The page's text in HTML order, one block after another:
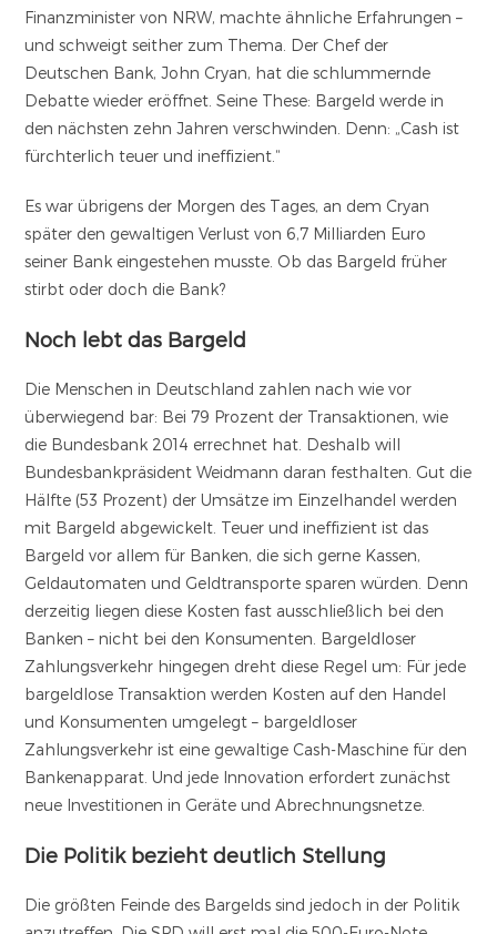
Finanzminister von NRW, machte ähnliche Erfahrungen –
und schweigt seither zum Thema. Der Chef der
Deutschen Bank, John Cryan, hat die schlummernde
Debatte wieder eröffnet. Seine These: Bargeld werde in
den nächsten zehn Jahren verschwinden. Denn: „Cash ist
fürchterlich teuer und ineffizient.“
Es war übrigens der Morgen des Tages, an dem Cryan
später den gewaltigen Verlust von 6,7 Milliarden Euro
seiner Bank eingestehen musste. Ob das Bargeld früher
stirbt oder doch die Bank?
Noch lebt das Bargeld
Die Menschen in Deutschland zahlen nach wie vor
überwiegend bar: Bei 79 Prozent der Transaktionen, wie
die Bundesbank 2014 errechnet hat. Deshalb will
Bundesbankpräsident Weidmann daran festhalten. Gut die
Hälfte (53 Prozent) der Umsätze im Einzelhandel werden
mit Bargeld abgewickelt. Teuer und ineffizient ist das
Bargeld vor allem für Banken, die sich gerne Kassen,
Geldautomaten und Geldtransporte sparen würden. Denn
derzeitig liegen diese Kosten fast ausschließlich bei den
Banken – nicht bei den Konsumenten. Bargeldloser
Zahlungsverkehr hingegen dreht diese Regel um: Für jede
bargeldlose Transaktion werden Kosten auf den Handel
und Konsumenten umgelegt – bargeldloser
Zahlungsverkehr ist eine gewaltige Cash-Maschine für den
Bankenapparat. Und jede Innovation erfordert zunächst
neue Investitionen in Geräte und Abrechnungsnetze.
Die Politik bezieht deutlich Stellung
Die größten Feinde des Bargelds sind jedoch in der Politik